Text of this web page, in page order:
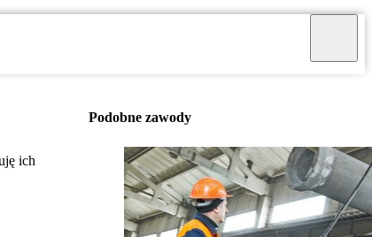
ich
Podobne zawody